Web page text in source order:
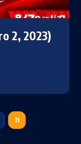
2, 2023)
11